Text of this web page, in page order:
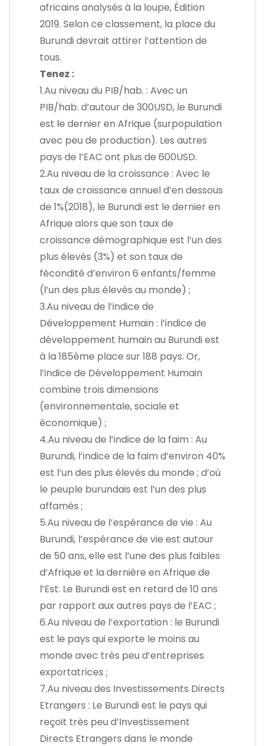
africains analysés à la loupe, Édition
2019. Selon ce classement, la place du
Burundi devrait attirer l’attention de
tous.
Tenez :
1.Au niveau du PIB/hab. : Avec un
PIB/hab. d’autour de 300USD, le Burundi
est le dernier en Afrique (surpopulation
avec peu de production). Les autres
pays de l’EAC ont plus de 600USD.
2.Au niveau de la croissance : Avec le
taux de croissance annuel d’en dessous
de 1%(2018), le Burundi est le dernier en
Afrique alors que son taux de
croissance démographique est l’un des
plus élevés (3%) et son taux de
fécondité d’environ 6 enfants/femme
(l’un des plus élevés au monde) ;
3.Au niveau de l’indice de
Développement Humain : l’indice de
développement humain au Burundi est
à la 185ème place sur 188 pays. Or,
l’indice de Développement Humain
combine trois dimensions
(environnementale, sociale et
économique) ;
4.Au niveau de l’indice de la faim : Au
Burundi, l’indice de la faim d’environ 40%
est l’un des plus élevés du monde ; d’où
le peuple burundais est l’un des plus
affamés ;
5.Au niveau de l’espérance de vie : Au
Burundi, l’espérance de vie est autour
de 50 ans, elle est l’une des plus faibles
d’Afrique et la dernière en Afrique de
l’Est. Le Burundi est en retard de 10 ans
par rapport aux autres pays de l’EAC ;
6.Au niveau de l’exportation : le Burundi
est le pays qui exporte le moins au
monde avec très peu d’entreprises
exportatrices ;
7.Au niveau des Investissements Directs
Etrangers : Le Burundi est le pays qui
reçoit très peu d’Investissement
Directs Etrangers dans le monde